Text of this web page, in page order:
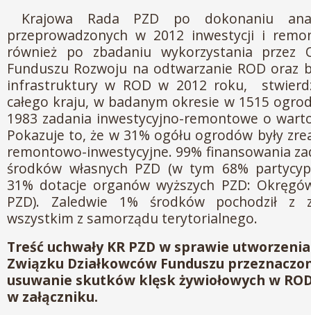
Krajowa Rada PZD po dokonaniu
przeprowadzonych w 2012 inwestycji i
również po zbadaniu wykorzystania przez
Funduszu Rozwoju na odtwarzanie ROD oraz
infrastruktury w ROD w 2012 roku,
całego kraju, w badanym okresie w 1515
1983 zadania inwestycyjno-remontowe o
Pokazuje to, że w 31% ogółu ogrodów były
remontowo-inwestycyjne. 99% finansowania
środków własnych PZD (w tym 68%
31% dotacje organów wyższych PZD:
PZD). Zaledwie 1% środków pochodził z
wszystkim z samorządu terytorialnego.
Treść uchwały KR PZD w sprawie
Związku Działkowców Funduszu
usuwanie skutków klęsk żywiołowych w
w załączniku.